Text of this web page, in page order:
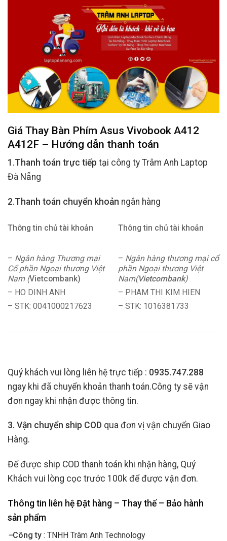
Giá Thay Bàn Phím Asus Vivobook A412
A412F – Hướng dẫn thanh toán
1.Thanh toán trực tiếp tại công ty Trâm Anh Laptop
Đà Nẵng
2.Thanh toán chuyển khoản ngân hàng
Thông tin chủ tài khoản Thông tin chủ tài khoản
– Ngân hàng Thương mại
Cổ phần Ngoại thương Việt
Nam (Vietcombank)
– HO DINH ANH
– STK: 0041000217623
– Ngân hàng thương mại cổ
phần Ngoại thương Việt
Nam(Vietcombank)
– PHAM THI KIM HIEN
– STK: 1016381733
Quý khách vui lòng liên hệ trực tiếp : 0935.747.288
ngay khi đã chuyển khoản thanh toán.Công ty sẽ vận
đơn ngay khi nhận được thông tin.
3. Vận chuyển ship COD qua đơn vị vận chuyển Giao
Hàng.
Để được ship COD thanh toán khi nhận hàng, Quý
Khách vui lòng cọc trước 100k để được vận đơn.
Thông tin liên hệ Đặt hàng – Thay thế – Bảo hành
sản phẩm
–Công ty : TNHH Trâm Anh Technology